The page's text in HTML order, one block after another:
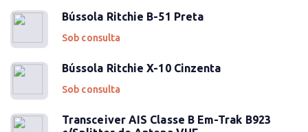
Bússola Ritchie B-51 Preta
Sob consulta
Bússola Ritchie X-10 Cinzenta
Sob consulta
Transceiver AIS Classe B Em-Trak B923